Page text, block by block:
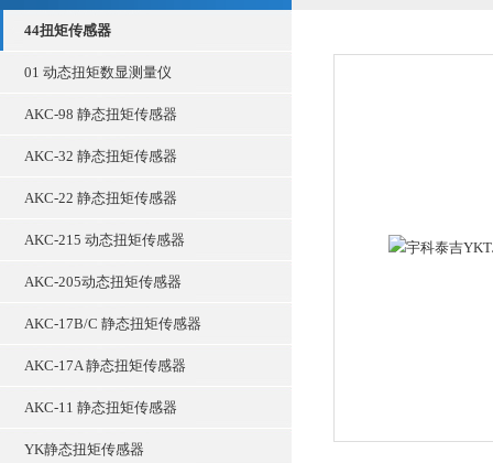
44扭矩传感器
01 动态扭矩数显测量仪
AKC-98 静态扭矩传感器
AKC-32 静态扭矩传感器
AKC-22 静态扭矩传感器
AKC-215 动态扭矩传感器
AKC-205动态扭矩传感器
AKC-17B/C 静态扭矩传感器
AKC-17A 静态扭矩传感器
AKC-11 静态扭矩传感器
YK静态扭矩传感器